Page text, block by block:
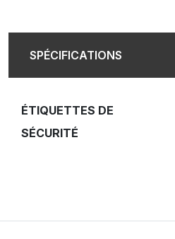
SPÉCIFICATIONS
ÉTIQUETTES DE
SÉCURITÉ